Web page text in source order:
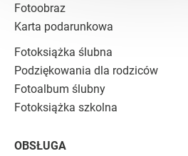
Fotoobraz
Karta podarunkowa
Fotoksiążka ślubna
Podziękowania dla rodziców
Fotoalbum ślubny
Fotoksiążka szkolna
OBSŁUGA